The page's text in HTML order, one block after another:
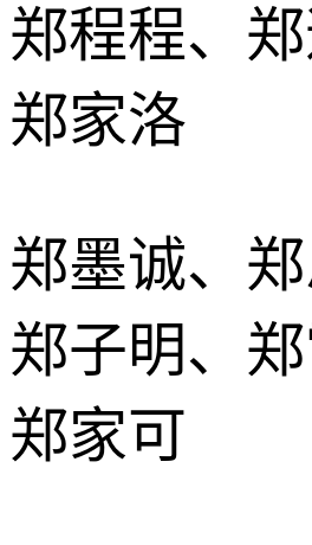
郑程程、郑
郑家洛
郑墨诚、郑
郑子明、郑
郑家可